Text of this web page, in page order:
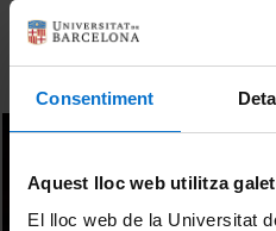
Consentiment
Aquest lloc web utilitza
El lloc web de la Universitat
Ordenar